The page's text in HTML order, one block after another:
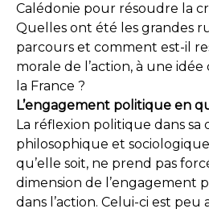
Calédonie pour résoudre la
Quelles ont été les grandes
parcours et comment est-il
morale de l’action, à une
la France ?
L’engagement politique en
La réflexion politique dans sa
philosophique et
qu’elle soit, ne prend pas
dimension de l’engagement
dans l’action. Celui-ci est peu